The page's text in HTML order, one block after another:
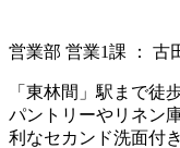
営業部 営業1課 ：
「東林間」駅まで徒
パントリーやリネン
利なセカンド洗面付き